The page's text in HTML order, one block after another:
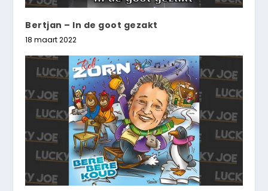
Bertjan – In de goot gezakt
18 maart 2022